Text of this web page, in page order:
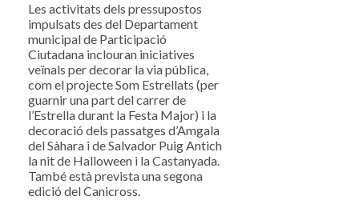
Les activitats dels pressupostos
impulsats des del Departament
municipal de Participació
Ciutadana inclouran iniciatives
veïnals per decorar la via pública,
com el projecte Som Estrellats (per
guarnir una part del carrer de
l’Estrella durant la Festa Major) i la
decoració dels passatges d’Amgala
del Sàhara i de Salvador Puig Antich
la nit de Halloween i la Castanyada.
També està prevista una segona
edició del Canicross.